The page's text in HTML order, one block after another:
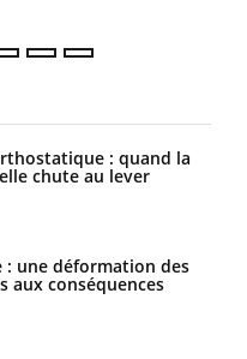
: quand la
chute au lever
: une déformation des
aux conséquences